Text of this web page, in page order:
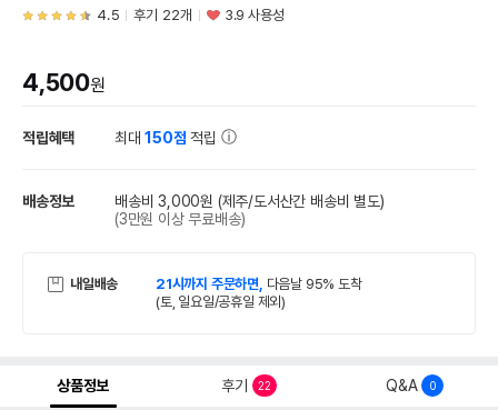
4.5 후기 22개 3.9 사용성
4,500원
적립혜택 최대150점 적립
배송정보 배송비 3,000원 (제주/도서산간 배송비 별도)
(3만원 이상 무료배송)
내일배송 21시까지 주문하면, 다음날 95% 도착
(토, 일요일/공휴일 제외)
상품정보 후기 22 Q&A 0